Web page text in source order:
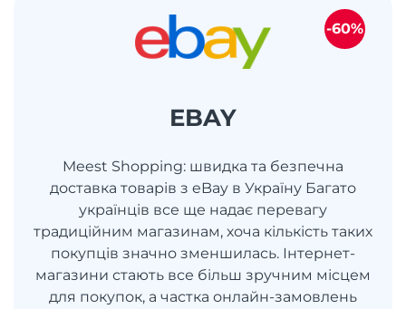
EBAY
Meest Shopping: швидка та безпечна
доставка товарів з eBay в Україну Багато
українців все ще надає перевагу
традиційним магазинам, хоча кількість таких
покупців значно зменшилась. Інтернет-
магазини стають все більш зручним місцем
для покупок, а частка онлайн-замовлень
-60%